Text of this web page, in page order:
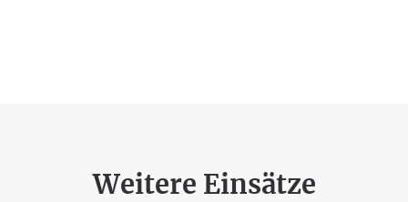
Weitere Einsätze